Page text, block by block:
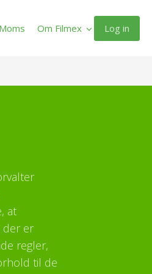
Om Filmex Log in
at
der er
regler,
til de